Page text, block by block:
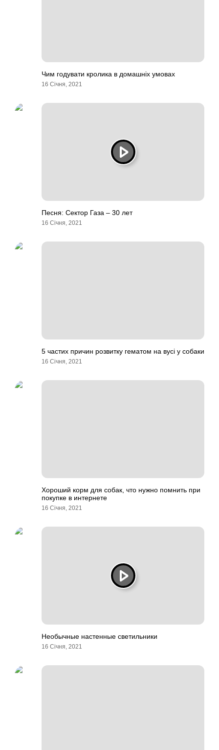
Чим годувати кролика в домашніх умовах
16 Січня, 2021
Песня: Сектор Газа – 30 лет
16 Січня, 2021
5 частих причин розвитку гематом на вусі у собаки
16 Січня, 2021
Хороший корм для собак, что нужно помнить при
покупке в интернете
16 Січня, 2021
Необычные настенные светильники
16 Січня, 2021